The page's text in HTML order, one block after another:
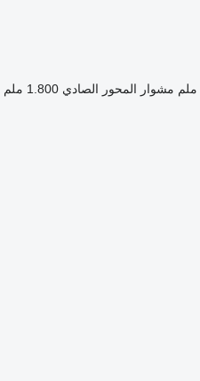
مشوار المحور الصادي 1.800 ملم